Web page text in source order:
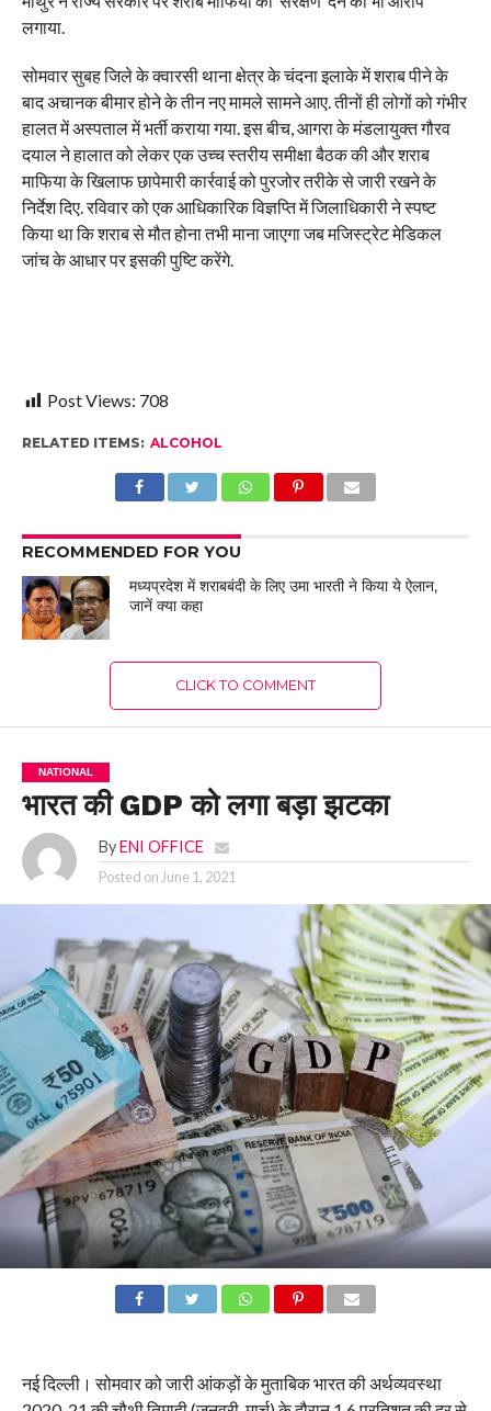
लगाया.
सोमवार सुबह जिले के क्वारसी थाना क्षेत्र के चंदना इलाके में शराब पीने के
बाद अचानक बीमार होने के तीन नए मामले सामने आए. तीनों ही लोगों को गंभीर
हालत में अस्पताल में भर्ती कराया गया. इस बीच, आगरा के मंडलायुक्त गौरव
दयाल ने हालात को लेकर एक उच्च स्तरीय समीक्षा बैठक की और शराब
माफिया के खिलाफ छापेमारी कार्रवाई को पुरजोर तरीके से जारी रखने के
निर्देश दिए. रविवार को एक आधिकारिक विज्ञप्ति में जिलाधिकारी ने स्पष्ट
किया था कि शराब से मौत होना तभी माना जाएगा जब मजिस्ट्रेट मेडिकल
जांच के आधार पर इसकी पुष्टि करेंगे.
Post Views: 708
RELATED ITEMS: ALCOHOL
RECOMMENDED FOR YOU
मध्यप्रदेश में शराबबंदी के लिए उमा भारती ने किया ये ऐलान,
जानें क्या कहा
CLICK TO COMMENT
NATIONAL
भारत की GDP को लगा बड़ा झटका
By ENI OFFICE
Posted onJune 1, 2021
नई दिल्ली। सोमवार को जारी आंकड़ों के मुताबिक भारत की अर्थव्यवस्था